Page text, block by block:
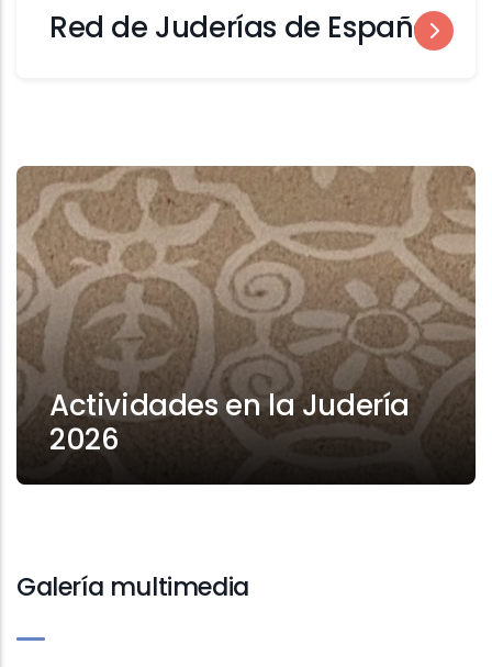
Red de Juderías de España
Actividades en la Judería
2026
Galería multimedia